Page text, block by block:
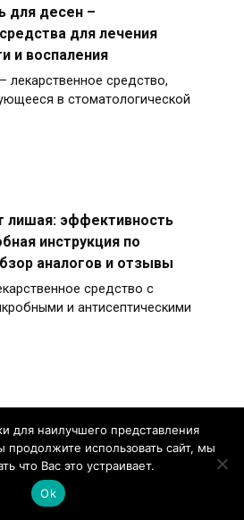
для десен –
для лечения
и воспаления
лекарственное средство,
в стоматологической
лишая: эффективность
инструкция по
аналогов и отзывы
средство с
и антисептическими
инструкция по
и отзывы
препарат в
заболеваний суставов
для наилучшего представления
продолжите использовать сайт, мы
что Вас это устраивает.
Ok